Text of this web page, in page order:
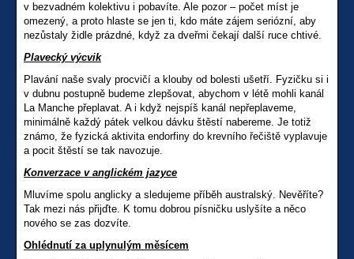
v bezvadném kolektivu i pobavíte. Ale pozor – počet míst je
omezený, a proto hlaste se jen ti, kdo máte zájem seriózní, aby
nezůstaly židle prázdné, když za dveřmi čekají další ruce chtivé.
Plavecký výcvik
Plavání naše svaly procvičí a klouby od bolesti ušetří. Fyzičku si i
v dubnu postupně budeme zlepšovat, abychom v létě mohli kanál
La Manche přeplavat. A i když nejspíš kanál nepřeplaveme,
minimálně každý pátek velkou dávku štěstí nabereme. Je totiž
známo, že fyzická aktivita endorfiny do krevního řečiště vyplavuje
a pocit štěstí se tak navozuje.
Konverzace v anglickém jazyce
Mluvíme spolu anglicky a sledujeme příběh australský. Nevěříte?
Tak mezi nás přijďte. K tomu dobrou písničku uslyšíte a něco
nového se zas dozvíte.
Ohlédnutí za uplynulým měsícem